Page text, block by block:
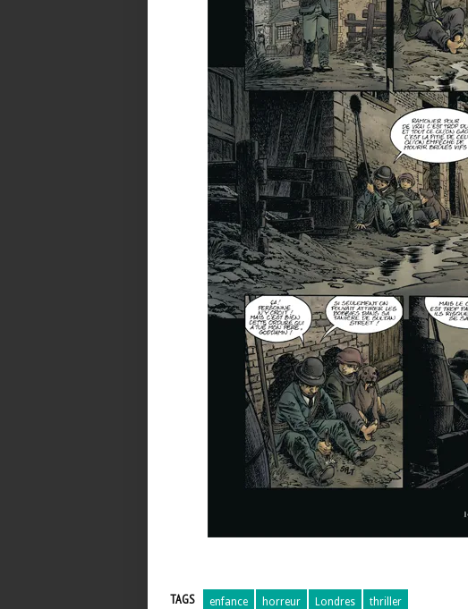
TAGS enfance horreur Londres thriller